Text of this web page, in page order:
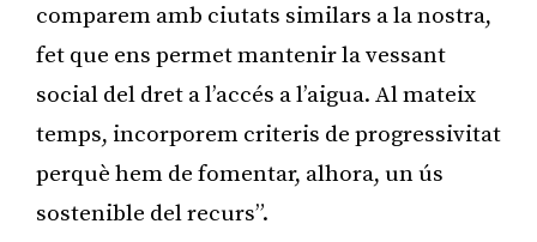
comparem amb ciutats similars a la nostra,
fet que ens permet mantenir la vessant
social del dret a l’accés a l’aigua. Al mateix
temps, incorporem criteris de progressivitat
perquè hem de fomentar, alhora, un ús
sostenible del recurs”.